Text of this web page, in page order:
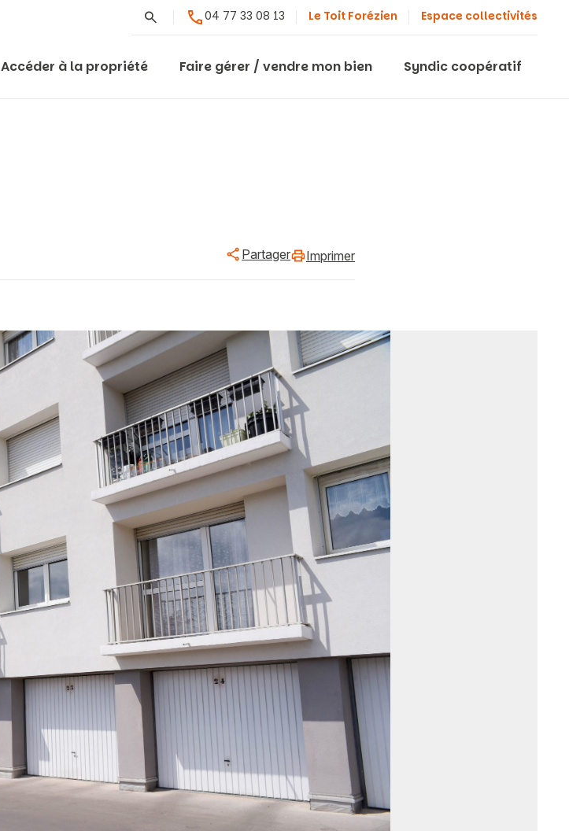
Rechercher04 77 33 08 13 Le Toit Forézien Espace collectivités
Accéder à la propriété Faire gérer / vendre mon bien Syndic coopératif
Partager Imprimer